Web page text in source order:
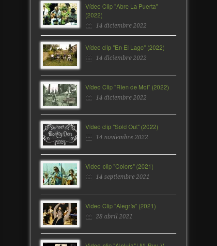
Vídeo Clip "Abre La Puerta"
(2022)
14 diciembre 2022
Vídeo clip "En El Lago" (2022)
14 diciembre 2022
Vídeo Clip "Rien de Moi" (2022)
14 diciembre 2022
Vídeo clip "Sold Out" (2022)
14 noviembre 2022
Video-clip "Colors" (2021)
14 septiembre 2021
Video Clip "Alegría" (2021)
28 abril 2021